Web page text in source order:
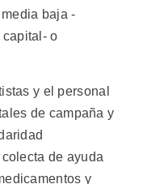
baja -
o
y el personal
de campaña y
de ayuda
y